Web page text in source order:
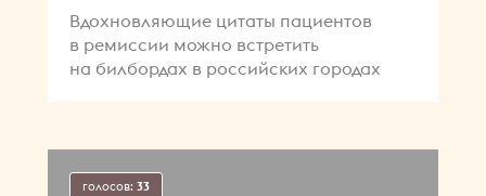
Вдохновляющие цитаты пациентов
в ремиссии можно встретить
на билбордах в российских городах
голосов: 33